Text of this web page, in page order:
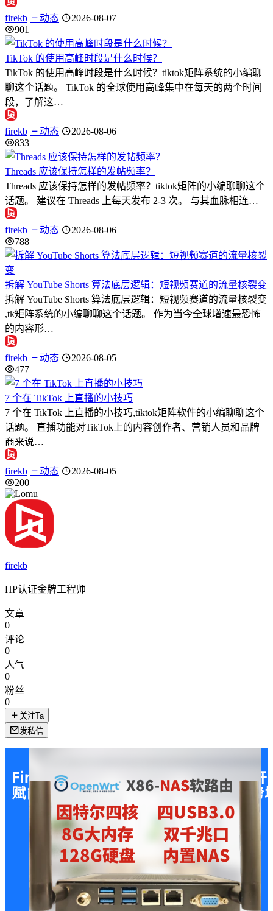
firekb 动态
2026-08-07
901
TikTok 的使用高峰时段是什么时候？
TikTok 的使用高峰时段是什么时候？tiktok矩阵系统的小编聊
聊这个话题。 TikTok 的全球使用高峰集中在每天的两个时间
段，了解这…
firekb 动态
2026-08-06
833
Threads 应该保持怎样的发帖频率？
Threads 应该保持怎样的发帖频率？tiktok矩阵的小编聊聊这个
话题。 建议在 Threads 上每天发布 2-3 次。 与其血脉相连…
firekb 动态
2026-08-06
788
拆解 YouTube Shorts 算法底层逻辑：短视频赛道的流量核裂变
拆解 YouTube Shorts 算法底层逻辑：短视频赛道的流量核裂变
,tk矩阵系统的小编聊聊这个话题。 作为当今全球增速最恐怖
的内容形…
firekb 动态
2026-08-05
477
7 个在 TikTok 上直播的小技巧
7 个在 TikTok 上直播的小技巧,tiktok矩阵软件的小编聊聊这个
话题。 直播功能对TikTok上的内容创作者、营销人员和品牌
商来说…
firekb 动态
2026-08-05
200
firekb
HP认证金牌工程师
文章
0
评论
0
人气
0
粉丝
0
关注Ta
发私信